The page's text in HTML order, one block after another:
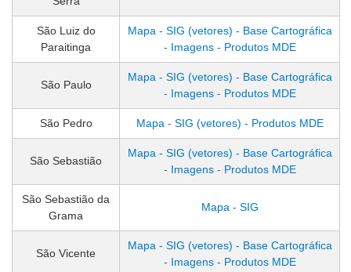
São Luiz do
Paraitinga
Mapa - SIG (vetores) - Base Cartográfica
- Imagens - Produtos MDE
São Paulo
Mapa - SIG (vetores) - Base Cartográfica
- Imagens - Produtos MDE
São Pedro Mapa - SIG (vetores) - Produtos MDE
São Sebastião
Mapa - SIG (vetores) - Base Cartográfica
- Imagens - Produtos MDE
São Sebastião da
Grama
Mapa - SIG
São Vicente
Mapa - SIG (vetores) - Base Cartográfica
- Imagens - Produtos MDE